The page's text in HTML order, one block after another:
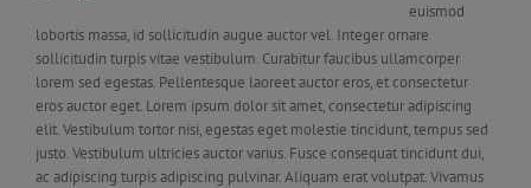
euismod
lobortis massa, id sollicitudin augue auctor vel. Integer ornare
sollicitudin turpis vitae vestibulum. Curabitur faucibus ullamcorper
lorem sed egestas. Pellentesque laoreet auctor eros, et consectetur
eros auctor eget. Lorem ipsum dolor sit amet, consectetur adipiscing
elit. Vestibulum tortor nisi, egestas eget molestie tincidunt, tempus sed
justo. Vestibulum ultricies auctor varius. Fusce consequat tincidunt dui,
ac adipiscing turpis adipiscing pulvinar. Aliquam erat volutpat. Vivamus